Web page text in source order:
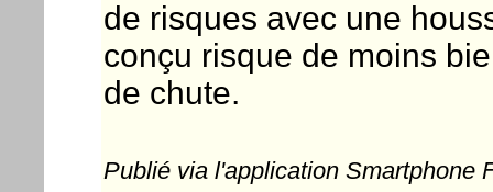
de risques avec une
conçu risque de moins
de chute.
Publié via l'application Smartphone